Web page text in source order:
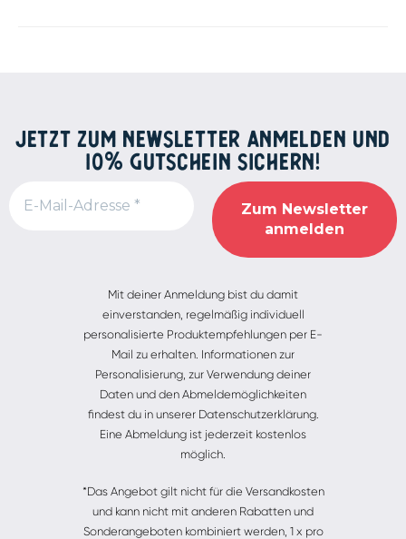
JETZT ZUM NEWSLETTER ANMELDEN UND
10% GUTSCHEIN SICHERN!
Mit deiner Anmeldung bist du damit
einverstanden, regelmäßig individuell
personalisierte Produktempfehlungen per E-
Mail zu erhalten. Informationen zur
Personalisierung, zur Verwendung deiner
Daten und den Abmeldemöglichkeiten
findest du in unserer Datenschutzerklärung.
Eine Abmeldung ist jederzeit kostenlos
möglich.
*Das Angebot gilt nicht für die Versandkosten
und kann nicht mit anderen Rabatten und
Sonderangeboten kombiniert werden, 1 x pro